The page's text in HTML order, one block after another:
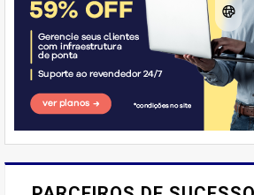
E AÍ, PESSOAL!
IMAGINOU PODER